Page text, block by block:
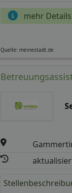
mehr Details
Quelle: meinestadt.de